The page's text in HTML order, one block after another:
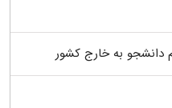
دانشجو به خارج کشور